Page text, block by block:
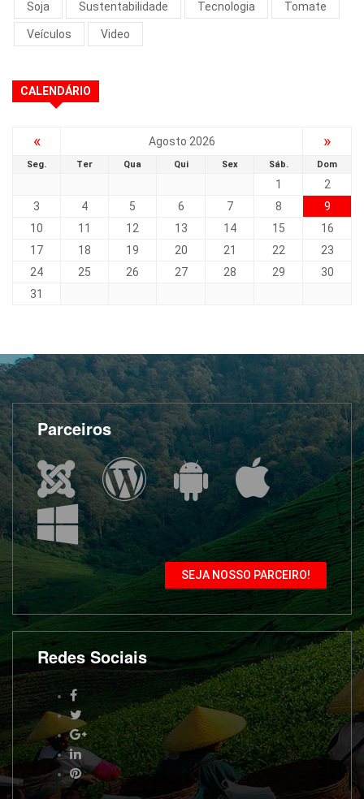
Soja Sustentabilidade Tecnologia Tomate
Veículos Video
CALENDÁRIO
« Agosto 2026 »
Seg. Ter Qua Qui Sex Sáb. Dom
1
2
3
4 5 6 7 8
9
10
11 12 13 14 15
16
17
18 19 20 21 22
23
24
25 26 27 28 29
30
31
Parceiros
SEJA NOSSO PARCEIRO!
Redes Sociais